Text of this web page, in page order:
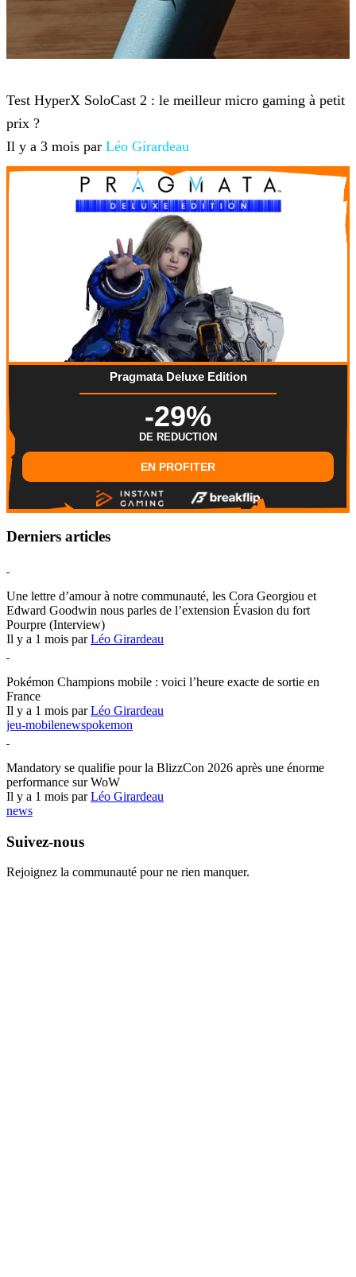
Test HyperX SoloCast 2 : le meilleur micro gaming à petit
prix ?
Il y a 3 mois par Léo Girardeau
Pragmata Deluxe Edition
-29%
DE REDUCTION
EN PROFITER
Derniers articles
Une lettre d’amour à notre communauté, les Cora Georgiou et
Edward Goodwin nous parles de l’extension Évasion du fort
Pourpre (Interview)
Il y a 1 mois parLéo Girardeau
Pokémon Champions mobile : voici l’heure exacte de sortie en
France
Il y a 1 mois parLéo Girardeau
jeu-mobilenewspokemon
Mandatory se qualifie pour la BlizzCon 2026 après une énorme
performance sur WoW
Il y a 1 mois parLéo Girardeau
news
Suivez-nous
Rejoignez la communauté pour ne rien manquer.